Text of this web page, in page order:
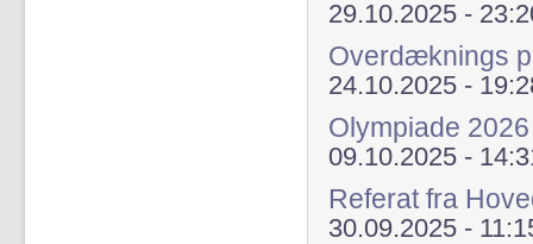
29.10.2025 -
Overdæknings
24.10.2025 -
Olympiade 2026
09.10.2025 -
Referat fra
30.09.2025 -